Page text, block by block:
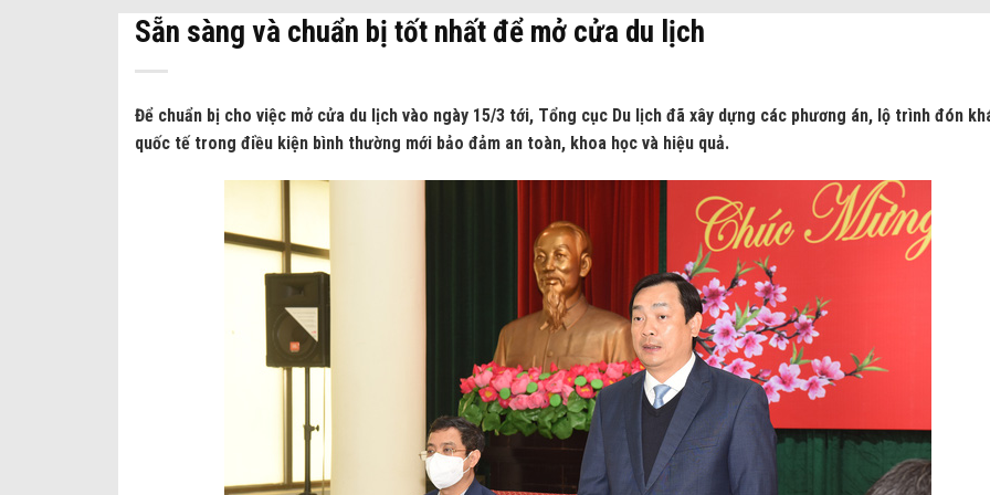
Sẵn sàng và chuẩn bị tốt nhất để mở cửa du lịch
Để chuẩn bị cho việc mở cửa du lịch vào ngày 15/3 tới, Tổng cục Du lịch đã xây dựng các phương án, lộ trình đón
quốc tế trong điều kiện bình thường mới bảo đảm an toàn, khoa học và hiệu quả.